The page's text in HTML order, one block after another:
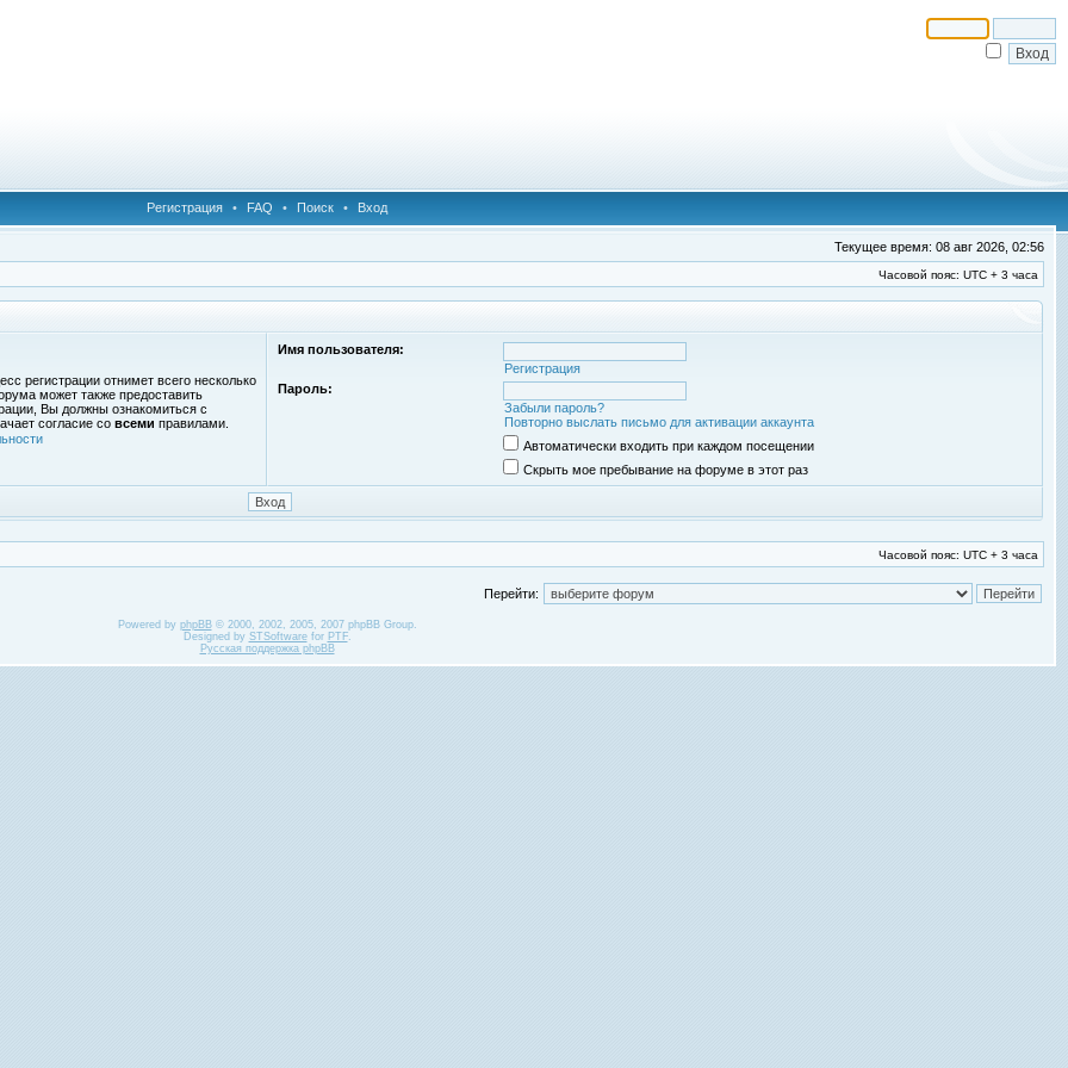
Регистрация • FAQ • Поиск • Вход
Текущее время: 08 авг 2026, 02:56
Часовой пояс: UTC + 3 часа
регистрации отнимет всего несколько
может также предоставить
Вы должны ознакомиться с
согласие со всеми правилами.
Имя пользователя:
Регистрация
Пароль:
Забыли пароль?
Повторно выслать письмо для активации аккаунта
Автоматически входить при каждом посещении
Скрыть мое пребывание на форуме в этот раз
Часовой пояс: UTC + 3 часа
Перейти:
Powered by phpBB© 2000, 2002, 2005, 2007 phpBB Group.
Designed by STSoftwarefor PTF.
Русская поддержка phpBB